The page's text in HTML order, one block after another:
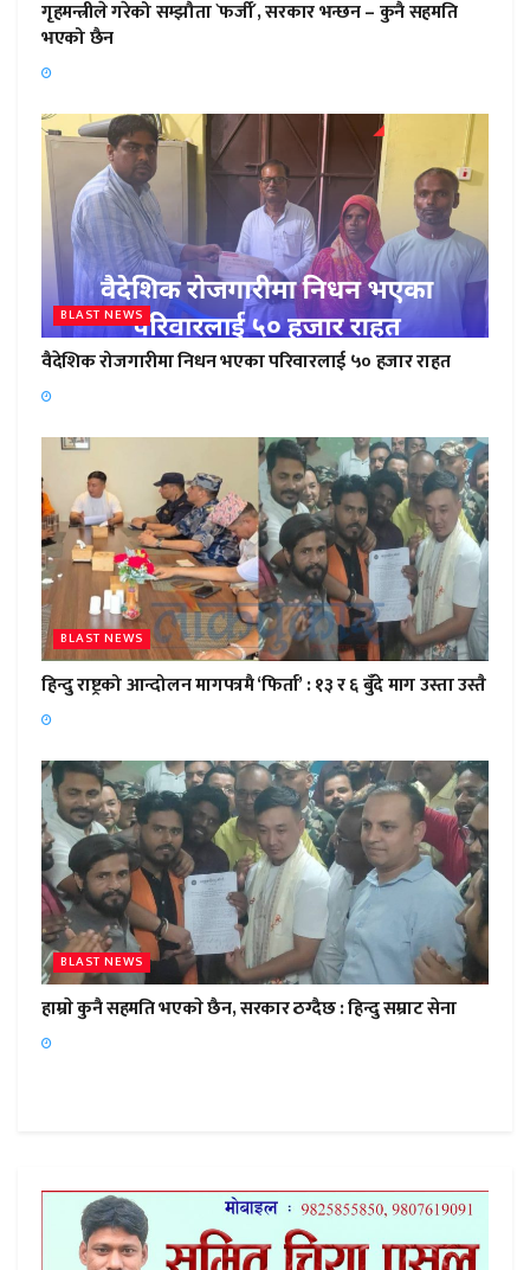
गृहमन्त्रीले गरेको सम्झौता `फर्जी´, सरकार भन्छन – कुनै सहमति
भएको छैन
BLAST NEWS
वैदेशिक रोजगारीमा निधन भएका परिवारलाई ५० हजार राहत
BLAST NEWS
हिन्दु राष्ट्रको आन्दोलन मागपत्रमै ‘फिर्ता’ : १३ र ६ बुँदे माग उस्ता उस्तै
BLAST NEWS
हाम्राे कुनै सहमति भएकाे छैन, सरकार ठग्दैछ : हिन्दु सम्राट सेना